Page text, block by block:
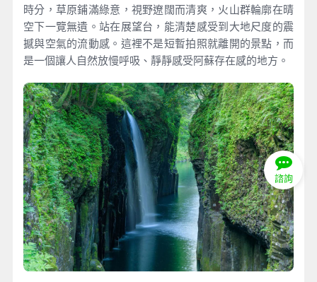
時分，草原鋪滿綠意，視野遼闊而清爽，火山群輪廓在晴
空下一覽無遺。站在展望台，能清楚感受到大地尺度的震
撼與空氣的流動感。這裡不是短暫拍照就離開的景點，而
是一個讓人自然放慢呼吸、靜靜感受阿蘇存在感的地方。
諮詢